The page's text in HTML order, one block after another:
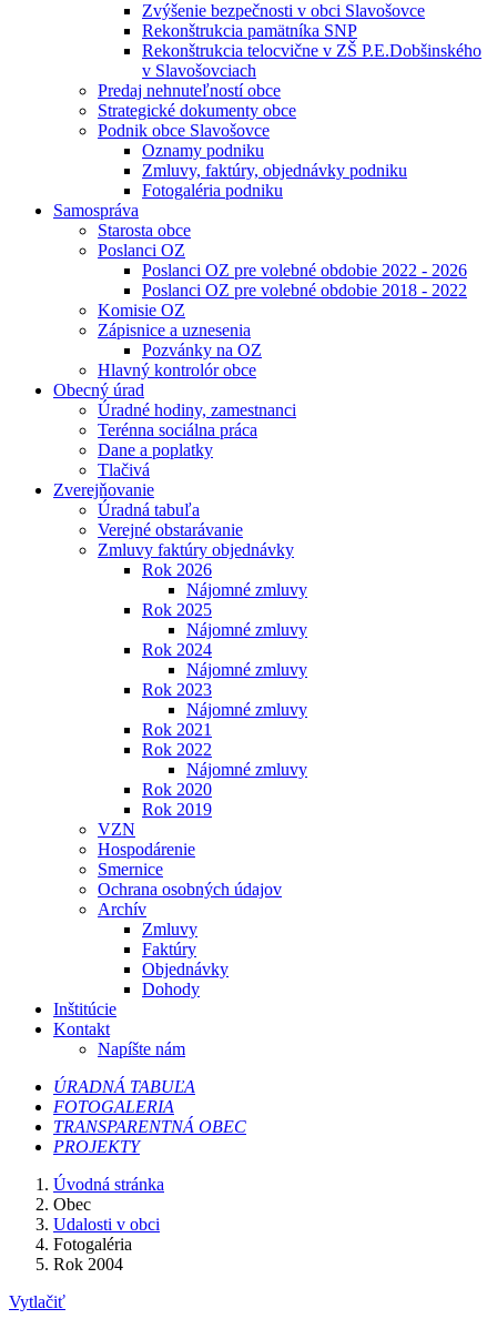
Zvýšenie bezpečnosti v obci Slavošovce
Rekonštrukcia pamätníka SNP
Rekonštrukcia telocvične v ZŠ P.E.Dobšinského
v Slavošovciach
Predaj nehnuteľností obce
Strategické dokumenty obce
Podnik obce Slavošovce
Oznamy podniku
Zmluvy, faktúry, objednávky podniku
Fotogaléria podniku
Samospráva
Starosta obce
Poslanci OZ
Poslanci OZ pre volebné obdobie 2022 - 2026
Poslanci OZ pre volebné obdobie 2018 - 2022
Komisie OZ
Zápisnice a uznesenia
Pozvánky na OZ
Hlavný kontrolór obce
Obecný úrad
Úradné hodiny, zamestnanci
Terénna sociálna práca
Dane a poplatky
Tlačivá
Zverejňovanie
Úradná tabuľa
Verejné obstarávanie
Zmluvy faktúry objednávky
Rok 2026
Nájomné zmluvy
Rok 2025
Nájomné zmluvy
Rok 2024
Nájomné zmluvy
Rok 2023
Nájomné zmluvy
Rok 2021
Rok 2022
Nájomné zmluvy
Rok 2020
Rok 2019
VZN
Hospodárenie
Smernice
Ochrana osobných údajov
Archív
Zmluvy
Faktúry
Objednávky
Dohody
Inštitúcie
Kontakt
Napíšte nám
ÚRADNÁ TABUĽA
FOTOGALERIA
TRANSPARENTNÁ OBEC
PROJEKTY
Úvodná stránka
Obec
Udalosti v obci
Fotogaléria
Rok 2004
Vytlačiť